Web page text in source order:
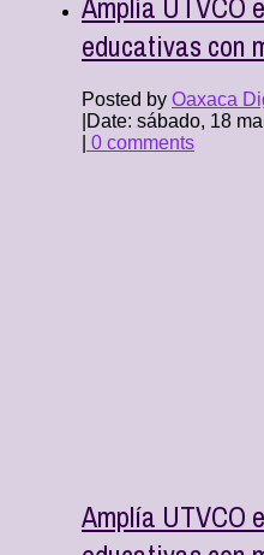
educativas con
Posted by Oaxaca
Date: sábado, 18
0 comments
Amplía UTVCO